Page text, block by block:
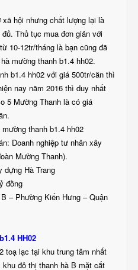
hội nhưng chất lượng lại là
Thủ tục mua đơn giản với
10-12tr/tháng là bạn cũng đã
mường thanh b1.4 hh02.
b1.4 hh02 với giá 500tr/căn thì
nay năm 2016 thì duy nhất
5 Mường Thanh là có giá
thanh b1.4 hh02
Doanh nghiệp tư nhân xây
Mường Thanh).
dựng Hà Trang
đồng
– Phường Kiến Hưng – Quận
HH02
toạ lạc tại khu trung tâm nhất
đô thị thanh hà B mặt cắt